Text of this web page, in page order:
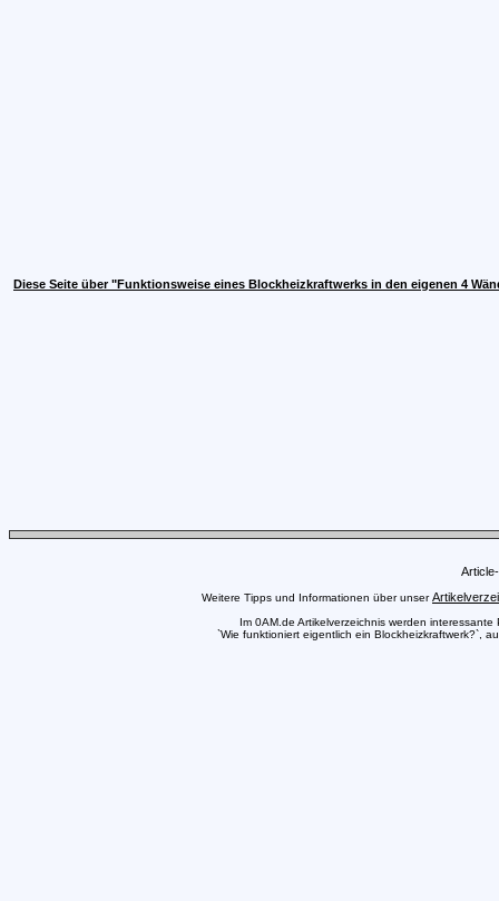
Diese Seite über "Funktionsweise eines Blockheizkraftwerks in den eigenen 4
Weitere Tipps und Informationen über unser
Im 0AM.de Artikelverzeichnis werden
`Wie funktioniert eigentlich ein Blockheizkraftwerk?`,